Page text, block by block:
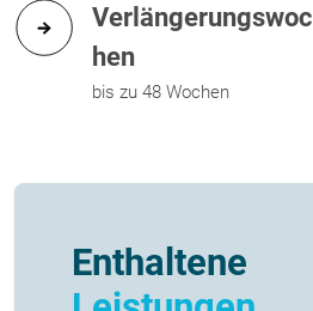
Verlängerungswoc
hen
bis zu 48 Wochen
Enthaltene